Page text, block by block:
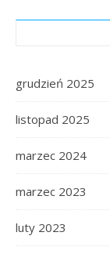
grudzień 2025
listopad 2025
marzec 2024
marzec 2023
luty 2023